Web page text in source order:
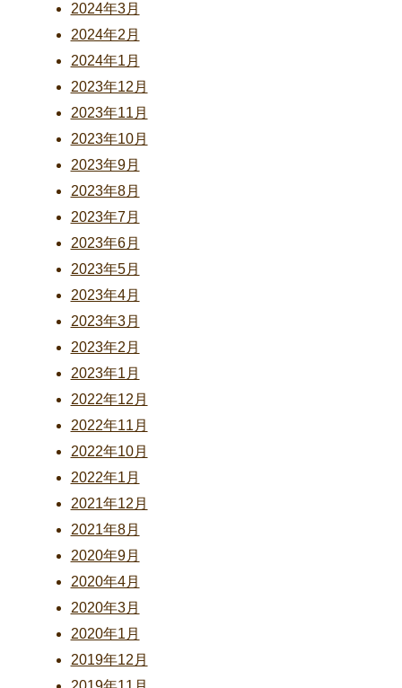
2024年3月
2024年2月
2024年1月
2023年12月
2023年11月
2023年10月
2023年9月
2023年8月
2023年7月
2023年6月
2023年5月
2023年4月
2023年3月
2023年2月
2023年1月
2022年12月
2022年11月
2022年10月
2022年1月
2021年12月
2021年8月
2020年9月
2020年4月
2020年3月
2020年1月
2019年12月